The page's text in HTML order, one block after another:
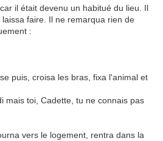
il était devenu un habitué du lieu. Il
faire. Il ne remarqua rien de
:
puis, croisa les bras, fixa l'animal et
mais toi, Cadette, tu ne connais pas
vers le logement, rentra dans la